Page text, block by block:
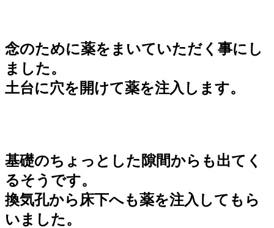
念のために薬をまいていただく事にし
ました。
土台に穴を開けて薬を注入します。
基礎のちょっとした隙間からも出てく
るそうです。
換気孔から床下へも薬を注入してもら
いました。